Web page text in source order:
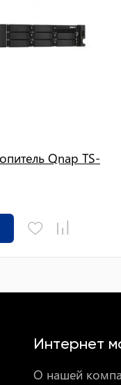
Qnap TS-
Интернет
О нашей